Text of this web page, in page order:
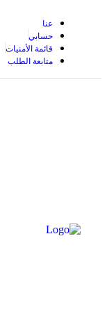
عنا
حسابي
قائمة الأمنيات
متابعة الطلب